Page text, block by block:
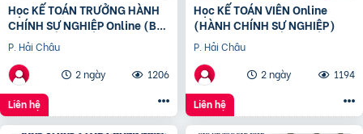
Học KẾ TOÁN TRƯỞNG HÀNH
CHÍNH SỰ NGHIỆP Online (Bộ
tài chính) cấp chứng chỉ để
bổ nhiệm
P. Hải Châu
2 ngày
1206
Liên hệ
Học KẾ TOÁN VIÊN Online
(HÀNH CHÍNH SỰ NGHIỆP)
P. Hải Châu
2 ngày
1194
Liên hệ